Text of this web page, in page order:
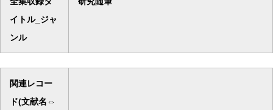
イトル_ジャ
ンル
関連レコー
ド(文献名⇔